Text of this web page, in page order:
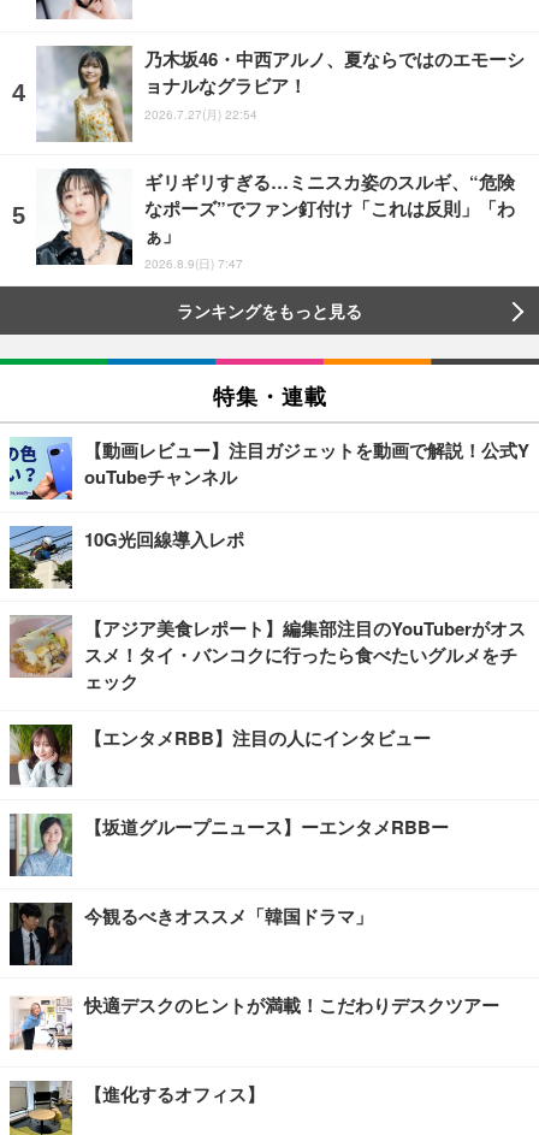
乃木坂46・中西アルノ、夏ならではのエモーシ
ョナルなグラビア！
2026.7.27(月) 22:54
ギリギリすぎる…ミニスカ姿のスルギ、“危険
なポーズ”でファン釘付け「これは反則」「わ
ぁ」
2026.8.9(日) 7:47
ランキングをもっと見る
特集・連載
【動画レビュー】注目ガジェットを動画で解説！公式Y
ouTubeチャンネル
10G光回線導入レポ
【アジア美食レポート】編集部注目のYouTuberがオス
スメ！タイ・バンコクに行ったら食べたいグルメをチ
ェック
【エンタメRBB】注目の人にインタビュー
【坂道グループニュース】ーエンタメRBBー
今観るべきオススメ「韓国ドラマ」
快適デスクのヒントが満載！こだわりデスクツアー
【進化するオフィス】